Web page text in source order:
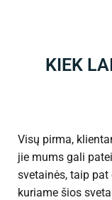
KIEK
Visų pirma,
jie mums gali
svetainės, taip
kuriame šios